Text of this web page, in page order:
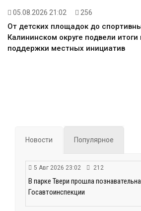
05.08.2026 21:02 256
От детских площадок до
Калининском округе подвели
поддержки местных инициатив
Новости Популярное
5 Авг 2026 23:02 212
В парке Твери прошла
Госавтоинспекции